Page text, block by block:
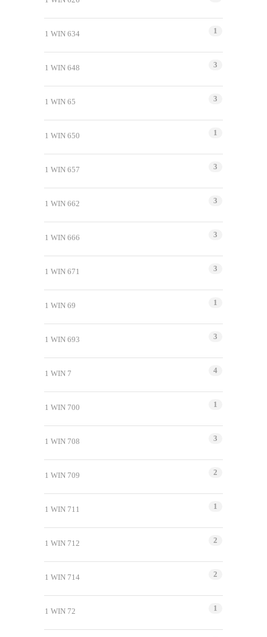
1 WIN 634 1
1 WIN 648 3
1 WIN 65 3
1 WIN 650 1
1 WIN 657 3
1 WIN 662 3
1 WIN 666 3
1 WIN 671 3
1 WIN 69 1
1 WIN 693 3
1 WIN 7 4
1 WIN 700 1
1 WIN 708 3
1 WIN 709 2
1 WIN 711 1
1 WIN 712 2
1 WIN 714 2
1 WIN 72 1